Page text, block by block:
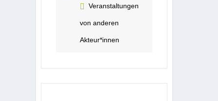
Veranstaltungen
von anderen
Akteur*innen